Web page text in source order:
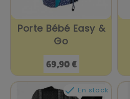
Porte Bébé Easy &
Go
Prix
69,90 €
 En stock